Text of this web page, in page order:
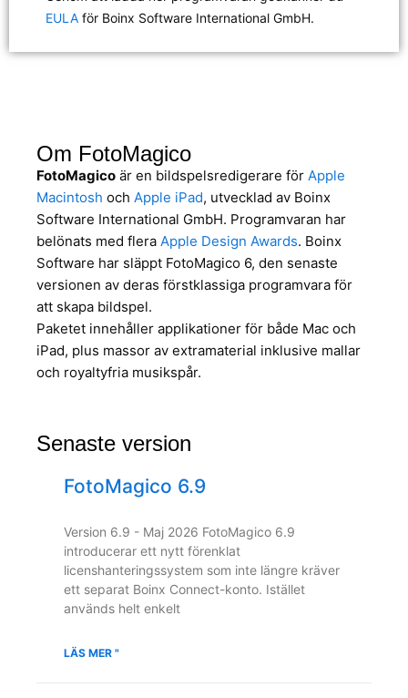
EULA för Boinx Software International GmbH.
Om FotoMagico
FotoMagico är en bildspelsredigerare för Apple
Macintosh och Apple iPad, utvecklad av Boinx
Software International GmbH. Programvaran har
belönats med flera Apple Design Awards. Boinx
Software har släppt FotoMagico 6, den senaste
versionen av deras förstklassiga programvara för
att skapa bildspel.
Paketet innehåller applikationer för både Mac och
iPad, plus massor av extramaterial inklusive mallar
och royaltyfria musikspår.
Senaste version
FotoMagico 6.9
Version 6.9 - Maj 2026 FotoMagico 6.9
introducerar ett nytt förenklat
licenshanteringssystem som inte längre kräver
ett separat Boinx Connect-konto. Istället
används helt enkelt
LÄS MER "